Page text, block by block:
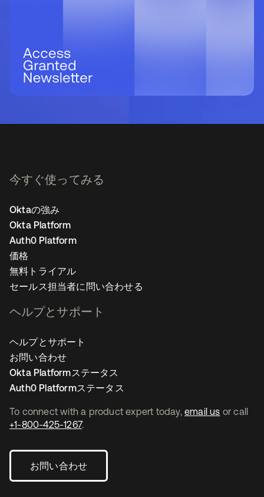
To connect with a product expert today, email us or call
+1-800-425-1267.
お問い合わせ
今すぐ使ってみる
Oktaの強み
Okta Platform
Auth0 Platform
価格
無料トライアル
セールス担当者に問い合わせる
ヘルプとサポート
ヘルプとサポート
お問い合わせ
Okta Platformステータス
Auth0 Platformステータス